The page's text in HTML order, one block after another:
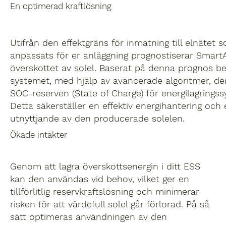
En optimerad kraftlösning
Utifrån den effektgräns för inmatning till elnätet
anpassats för er anläggning prognostiserar
överskottet av solel. Baserat på denna prognos
systemet, med hjälp av avancerade algoritmer,
SOC-reserven (State of Charge) för
Detta säkerställer en effektiv energihantering
utnyttjande av den producerade solelen.
Ökade intäkter
Genom att lagra överskottsenergin i ditt ESS
kan den användas vid behov, vilket ger en
tillförlitlig reservkraftslösning och minimerar
risken för att värdefull solel går förlorad. På så
sätt optimeras användningen av den